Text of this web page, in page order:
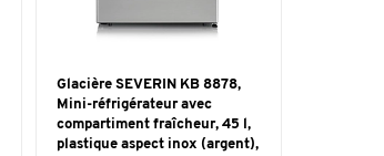
Glacière SEVERIN KB 8878,
Mini-réfrigérateur avec
compartiment fraîcheur, 45 l,
plastique aspect inox (argent),